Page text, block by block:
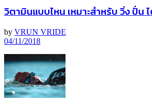
วิตามินแบบไหน เหมาะสำหรับ วิ่ง ปั่น
by VRUN VRIDE
04/11/2018